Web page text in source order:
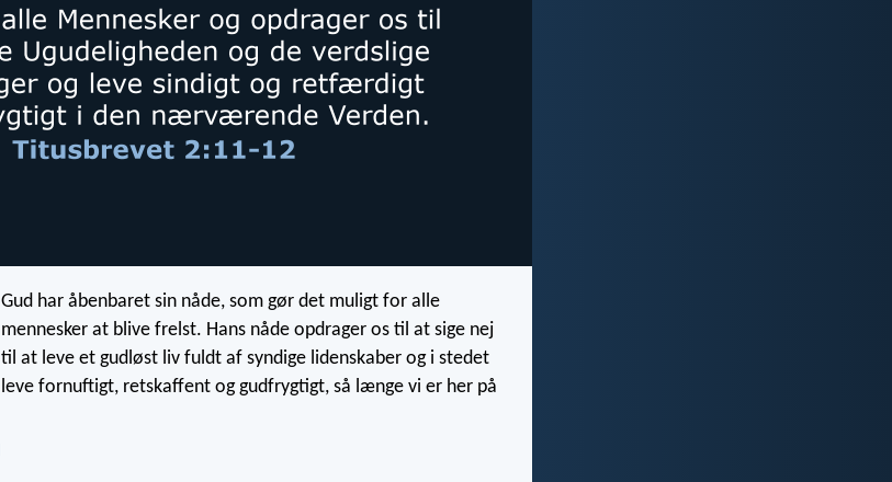
Gud har åbenbaret sin nåde, som gør det muligt for alle
mennesker at blive frelst. Hans nåde opdrager os til at sige nej
til at leve et gudløst liv fuldt af syndige lidenskaber og i stedet
leve fornuftigt, retskaffent og gudfrygtigt, så længe vi er her på